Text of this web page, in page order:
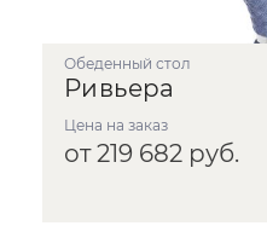
Обеденный стол
Ривьера
Цена на заказ
от 219 682 руб.